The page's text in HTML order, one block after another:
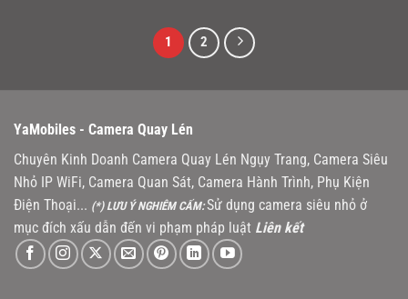
1 2
YaMobiles - Camera Quay Lén
Chuyên Kinh Doanh Camera Quay Lén Ngụy Trang, Camera Siêu
Nhỏ IP WiFi, Camera Quan Sát, Camera Hành Trình, Phụ Kiện
Điện Thoại... (*) LƯU Ý NGHIÊM CẤM:Sử dụng camera siêu nhỏ ở
mục đích xấu dẫn đến vi phạm pháp luật Liên kết